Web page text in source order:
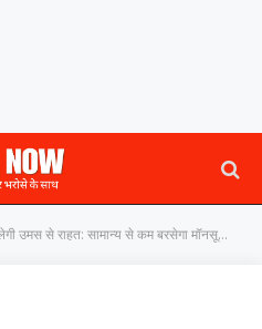
से राहत: सामान्य से कम बरसेगा मॉनसून, अल-नीनो ने बिगाड़ा खेल